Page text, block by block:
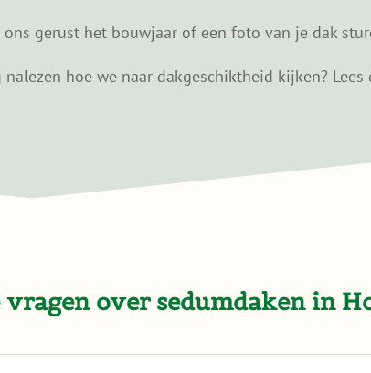
gerust het bouwjaar of een foto van je dak
hoe we naar dakgeschiktheid kijken? Lees
vragen over sedumdaken in